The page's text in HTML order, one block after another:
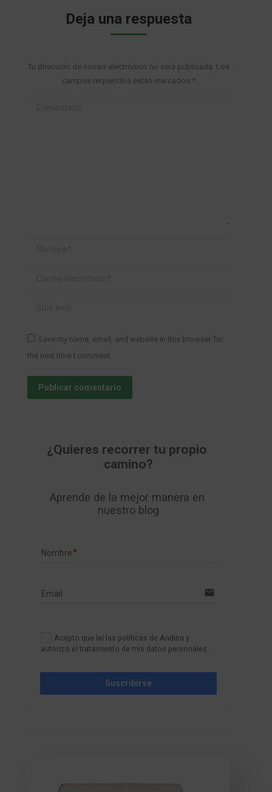
Deja una respuesta
Tu dirección de correo electrónico no será publicada. Los
campos requeridos están marcados *
Save my name, email, and website in this browser for
the next time I comment.
Publicar comentario
¿Quieres recorrer tu propio
camino?
Aprende de la mejor manera en
nuestro blog
Nombre
Email email
Acepto que leí las políticas de Andina y
autorizo el tratamiento de mis datos personales.
Suscribirse